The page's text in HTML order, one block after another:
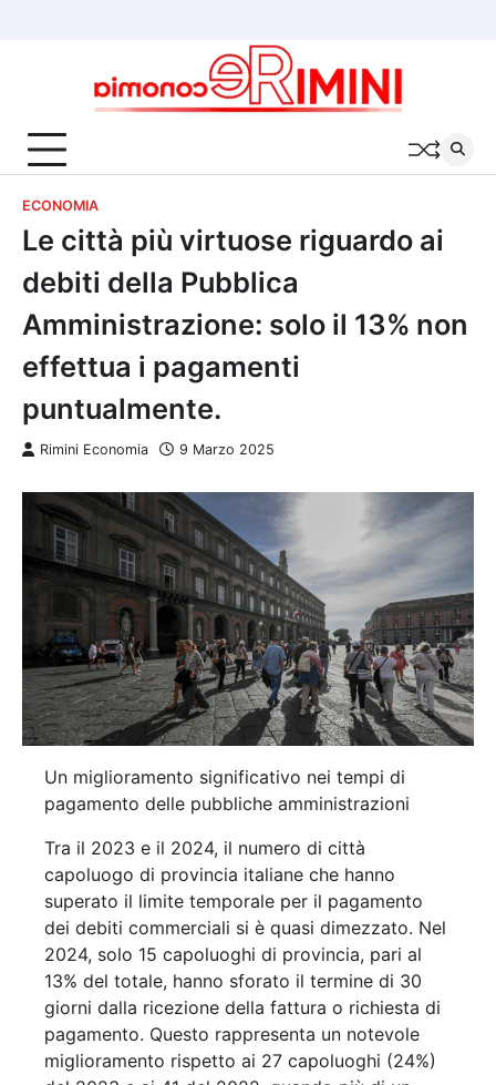
siamo
Policy
Policy
ECONOMIA
Le città più virtuose riguardo ai
debiti della Pubblica
Amministrazione: solo il 13% non
effettua i pagamenti
puntualmente.
Rimini Economia 9 Marzo 2025
Un miglioramento significativo nei tempi di
pagamento delle pubbliche amministrazioni
Tra il 2023 e il 2024, il numero di città
capoluogo di provincia italiane che hanno
superato il limite temporale per il pagamento
dei debiti commerciali si è quasi dimezzato. Nel
2024, solo 15 capoluoghi di provincia, pari al
13% del totale, hanno sforato il termine di 30
giorni dalla ricezione della fattura o richiesta di
pagamento. Questo rappresenta un notevole
miglioramento rispetto ai 27 capoluoghi (24%)